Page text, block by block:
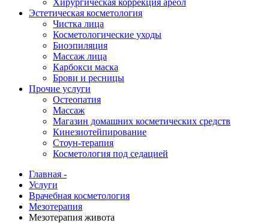
Хирургическая коррекция ареол
Эстетическая косметология
Чистка лица
Косметологические уходы
Биоэпиляция
Массаж лица
Карбокси маска
Брови и ресницы
Прочие услуги
Остеопатия
Массаж
Магазин домашних косметических средств
Кинезиотейпирование
Стоун-терапия
Косметология под седацией
Главная -
Услуги
Врачебная косметология
Мезотерапия
Мезотерапия живота